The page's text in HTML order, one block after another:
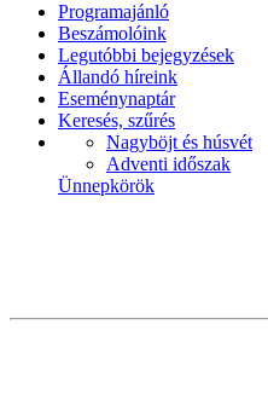
Programajánló
Beszámolóink
Legutóbbi bejegyzések
Állandó híreink
Eseménynaptár
Keresés, szűrés
Nagyböjt és húsvét
Adventi időszak
Ünnepkörök